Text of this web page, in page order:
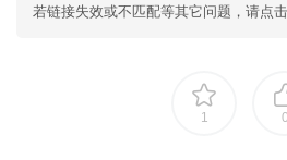
若链接失效或不匹配等其它问题，请点击
1 0